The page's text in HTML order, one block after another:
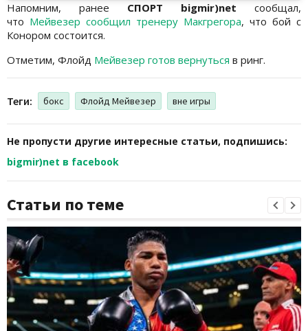
Напомним, ранее СПОРТ bigmir)net сообщал,
что Мейвезер сообщил тренеру Макгрегора, что бой с
Конором состоится.
Отметим, Флойд Мейвезер готов вернуться в ринг.
Теги: бокс Флойд Мейвезер вне игры
Не пропусти другие интересные статьи, подпишись:
bigmir)net в facebook
Статьи по теме